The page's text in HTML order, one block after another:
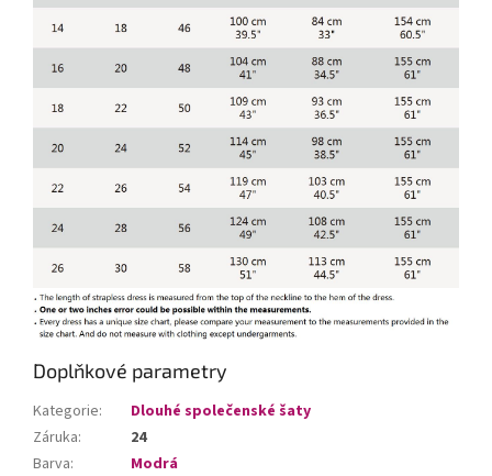
Doplňkové parametry
Kategorie:
Dlouhé společenské šaty
Záruka:
24
Barva: Modrá